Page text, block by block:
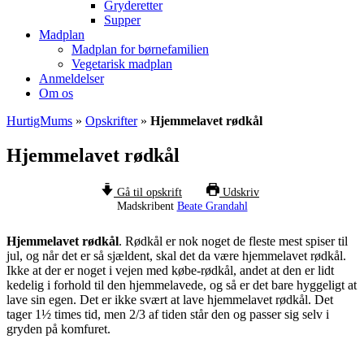
Gryderetter
Supper
Madplan
Madplan for børnefamilien
Vegetarisk madplan
Anmeldelser
Om os
HurtigMums » Opskrifter» Hjemmelavet rødkål
Hjemmelavet rødkål
Gå til opskrift
Udskriv
Madskribent Beate Grandahl
Hjemmelavet rødkål. Rødkål er nok noget de fleste mest spiser til
jul, og når det er så sjældent, skal det da være hjemmelavet rødkål.
Ikke at der er noget i vejen med købe-rødkål, andet at den er lidt
kedelig i forhold til den hjemmelavede, og så er det bare hyggeligt at
lave sin egen. Det er ikke svært at lave hjemmelavet rødkål. Det
tager 1½ times tid, men 2/3 af tiden står den og passer sig selv i
gryden på komfuret.